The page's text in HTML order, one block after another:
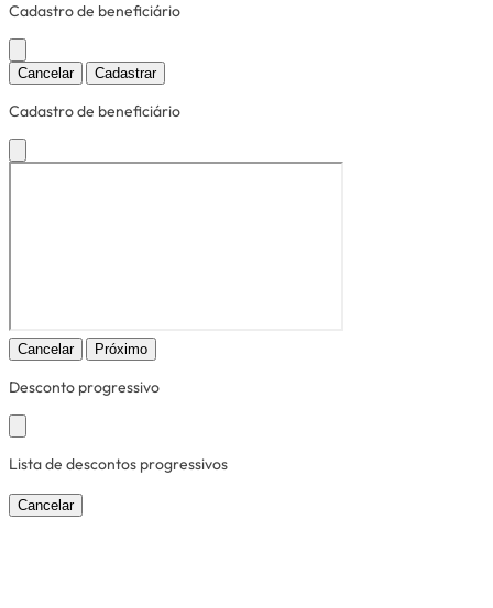
Cadastro de beneficiário
Cancelar Cadastrar
Cadastro de beneficiário
Cancelar Próximo
Desconto progressivo
Lista de descontos progressivos
Cancelar